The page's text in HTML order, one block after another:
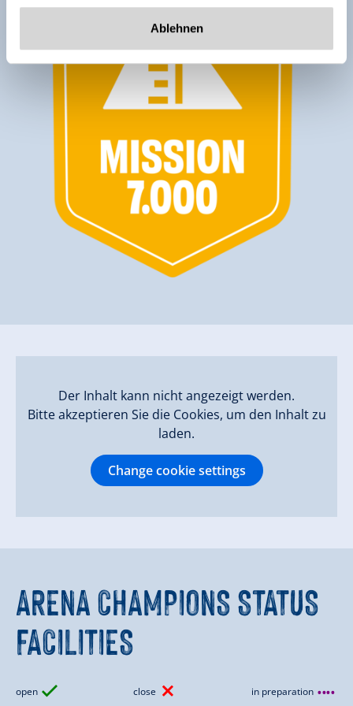
Ablehnen
Der Inhalt kann nicht angezeigt werden.
Bitte akzeptieren Sie die Cookies, um den Inhalt zu
laden.
Change cookie settings
ARENA CHAMPIONSSTATUS
FACILITIES
open close in preparation